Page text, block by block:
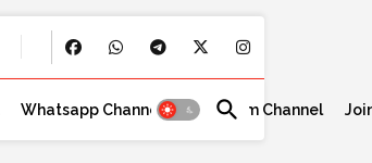
Whatsapp Channel Telegram Channel